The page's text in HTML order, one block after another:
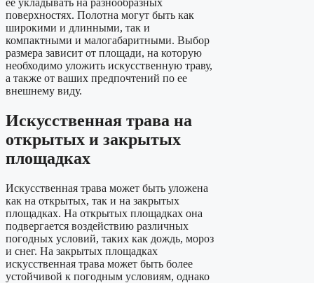
ее укладывать на разнообразных
поверхностях. Полотна могут быть как
широкими и длинными, так и
компактными и малогабаритными. Выбор
размера зависит от площади, на которую
необходимо уложить искусственную траву,
а также от ваших предпочтений по ее
внешнему виду.
Искусственная трава на
открытых и закрытых
площадках
Искусственная трава может быть уложена
как на открытых, так и на закрытых
площадках. На открытых площадках она
подвергается воздействию различных
погодных условий, таких как дождь, мороз
и снег. На закрытых площадках
искусственная трава может быть более
устойчивой к погодным условиям, однако